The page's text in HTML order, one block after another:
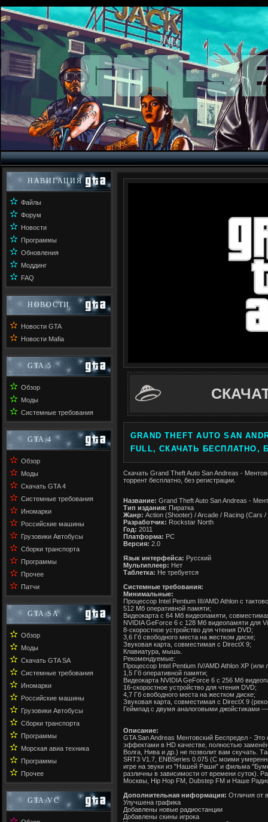
НАВИГАЦИЯ
✫ Файлы
✫ Форум
✫ Новости
✫ Программы
✫ Обновления
✫ Моддинг
✫ FAQ
НОВОСТИ
✫ Новости GTA
✫ Новости Mafia
GTA 5
✫ Обзор
✫ Моды
✫ Системные требования
GTA 4
✫ Обзор
✫ Моды
✫ Скачать GTA 4
✫ Системные требования
✫ Иномарки
✫ Российские машины
✫ Грузовики Автобусы
✫ Сборки транспорта
✫ Программы
✫ Прочее
✫ Патчи
GTA SA
✫ Обзор
✫ Моды
✫ Скачать GTA SA
✫ Системные требования
✫ Иномарки
✫ Российские машины
✫ Грузовики Автобусы
✫ Сборки транспорта
✫ Программы
✫ Морская авиа техника
✫ Программы
✫ Прочее
GTA VC
GRAND THEFT AUTO SAN
FULL, СКАЧАТЬ БЕСПЛАТНО,
Скачать Grand Theft Auto San Andreas -
торрент бесплатно, без регистрации.
Название: Grand Theft Auto San Andreas -
Тип издания: Пиратка
Жанр: Action (Shooter) / Arcade / Racing (Cars
Разработчик: Rockstar North
Год: 2011
Платформа: PC
Версия: 2.0
Язык интерфейса: Русский
Мультиплеер: Нет
Таблетка: Не требуется
Системные требования:
Минимальные:
Процессор Intel Pentium III/AMD Athlon с
512 Мб оперативной памяти;
Видеокарта с 64 Мб видеопамяти,
NVIDIA GeForce 6 с 128 Мб видеопамяти для
8-скоростное устройство для чтения DVD;
3,6 Гб свободного места на жестком диске;
Звуковая карта, совместимая с DirectX 9;
Клавиатура, мышь.
Рекомендуемые:
Процессор Intel Pentium IV/AMD Athlon XP (или
1,5 Гб оперативной памяти;
Видеокарта NVIDIA GeForce 6 с 256 Мб
16-скоростное устройство для чтения DVD;
4,7 Гб свободного места на жестком диске;
Звуковая карта, совместимая с DirectX 9
Геймпад с двумя аналоговыми джойстиками
Описание:
GTA San Andreas Ментовский Беспредел - Это
эффектами в HD качестве, полностью
Волга, Нива и др.) не позволит вам скучать.
SRT3 V1.7, ENBSeries 0.075 (С моими
игре на звуки из "Нашей Раши" и фильма
различны в зависимости от времени суток).
Москвы, Hip Hop FM, Dubstep FM и Наше
Дополнительная ниформация: Отличия от
Улучшена графика
Добавлены новые радиостанции
Добавлены скины игрока